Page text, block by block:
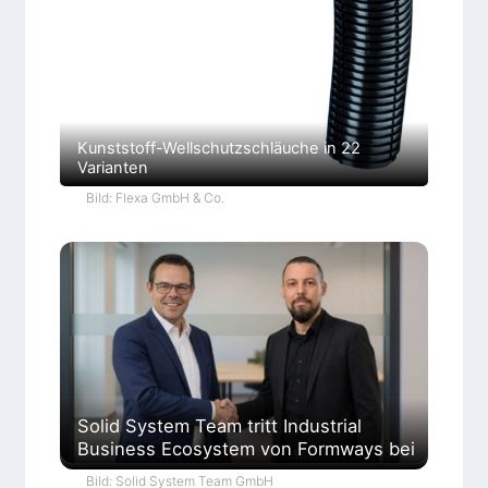
Kunststoff-Wellschutzschläuche in 22
Varianten
Bild: Flexa GmbH & Co.
Solid System Team tritt Industrial
Business Ecosystem von Formways bei
Bild: Solid System Team GmbH